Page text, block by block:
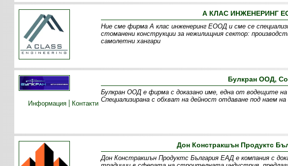
А КЛАС ИНЖЕНЕРИНГ
Ние сме фирма А клас инженеринг ЕООД и сме се
стоманени конструкции за нежилищния сектор:
самолетни хангари
Булкран ООД,
Булкран ООД е фирма с доказано име, една от водещите
Специализирана с обхват на дейност отдаване под наем
Информация Контакти
Дон Констракшън Продуктс
Дон Констракшън Продуктс България ЕАД е компания с